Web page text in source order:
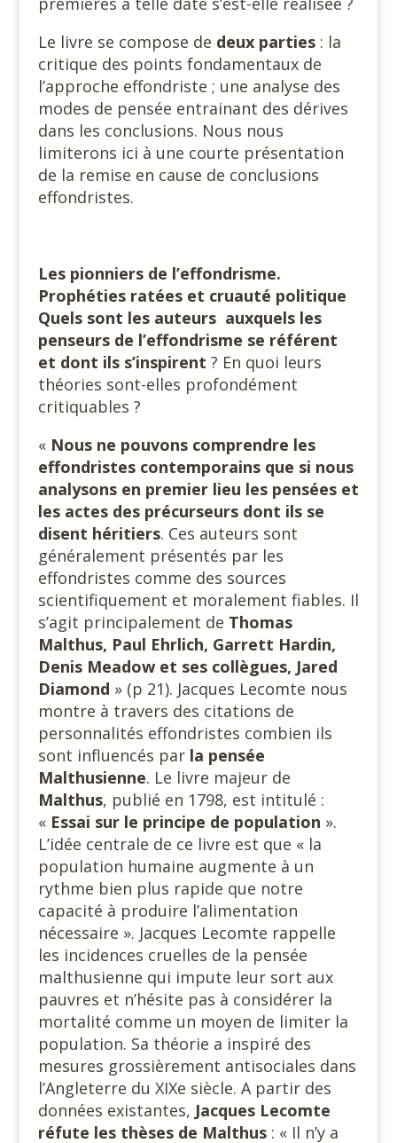
Le livre se compose de deux parties: la
critique des points fondamentaux de
l’approche effondriste ; une analyse des
modes de pensée entrainant des dérives
dans les conclusions. Nous nous
limiterons ici à une courte présentation
de la remise en cause de conclusions
effondristes.
Les pionniers de l’effondrisme.
Prophéties ratées et cruauté politique
Quels sont les auteurs auxquels les
penseurs de l’effondrisme se référent
et dont ils s’inspirent ? En quoi leurs
théories sont-elles profondément
critiquables ?
« Nous ne pouvons comprendre les
effondristes contemporains que si nous
analysons en premier lieu les pensées et
les actes des précurseurs dont ils se
disent héritiers. Ces auteurs sont
généralement présentés par les
effondristes comme des sources
scientifiquement et moralement fiables. Il
s’agit principalement de Thomas
Malthus, Paul Ehrlich, Garrett Hardin,
Denis Meadow et ses collègues, Jared
Diamond » (p 21). Jacques Lecomte nous
montre à travers des citations de
personnalités effondristes combien ils
sont influencés par la pensée
Malthusienne. Le livre majeur de
Malthus, publié en 1798, est intitulé :
« Essai sur le principe de population ».
L’idée centrale de ce livre est que « la
population humaine augmente à un
rythme bien plus rapide que notre
capacité à produire l’alimentation
nécessaire ». Jacques Lecomte rappelle
les incidences cruelles de la pensée
malthusienne qui impute leur sort aux
pauvres et n’hésite pas à considérer la
mortalité comme un moyen de limiter la
population. Sa théorie a inspiré des
mesures grossièrement antisociales dans
l’Angleterre du XIXe siècle. A partir des
données existantes, Jacques Lecomte
réfute les thèses de Malthus: « Il n’y a